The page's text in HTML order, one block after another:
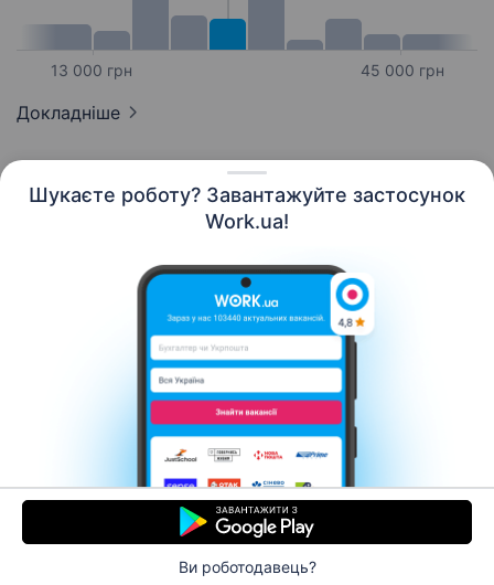
Шукаєте роботу? Завантажуйте застосунок
Work.ua!
Ви роботодавець?
13 000 грн 45 000 грн
Докладніше
Контакти Про нас
Кар’єра
Допомога Умови використання